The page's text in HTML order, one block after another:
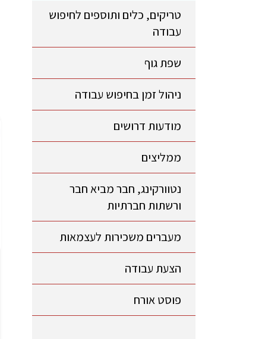
טריקים, כלים ותוספים לחיפוש
עבודה
שפת גוף
ניהול זמן בחיפוש עבודה
מודעות דרושים
ממליצים
נטוורקינג, חבר מביא חבר
ורשתות חברתיות
מעברים משכירות לעצמאות
הצעת עבודה
פוסט אורח